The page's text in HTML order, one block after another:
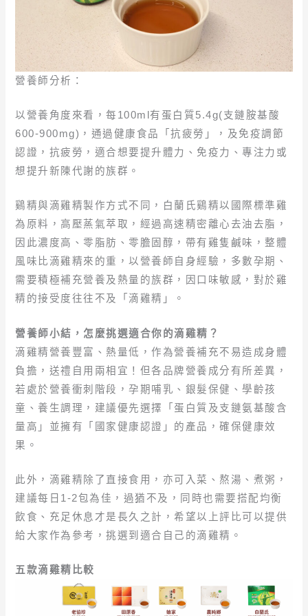
營養師分析：
以營養角度來看，每100ml有蛋白質5.4g(支鏈胺基酸
600-900mg)，通過健康食品「抗疲勞」，及免疫調節
認證，抗疲勞，適合想要提升體力、免疫力、專注力或
想提升新陳代謝的族群。
鷄精與滴雞精製作方式不同，白蘭氏鷄精以國際標準雞
為原料，高壓蒸氣萃取，經過高速精密離心去油去脂，
因此濃度高、零脂肪、零膽固醇，帶有雞隻鹹味，整體
風味比滴雞精來的重，以營養師自身經驗，多數孕期、
需要積極補充營養及熱量的族群，因口味敏感，對於雞
精的接受度往往不及「滴雞精」。
營養師小結，怎麼挑選適合你的滴雞精？
滴雞精營養豐富、熱量低，作為營養補充不易造成身體
負擔，送禮自用兩相宜！但各品牌營養成分有所差異，
若處於營養衝刺階段，孕期哺乳、銀髮保健、學齡孩
童、養生調理，建議優先選擇「蛋白質及支鏈氨基酸含
量高」並擁有「國家健康認證」的產品，確保健康效
果。
此外，滴雞精除了直接食用，亦可入菜、熬湯、煮粥，
建議每日1-2包為佳，過猶不及，同時也需要搭配均衡
飲食、充足休息才是長久之計，希望以上評比可以提供
給大家作為參考，挑選到適合自己的滴雞精。
五款滴雞精比較